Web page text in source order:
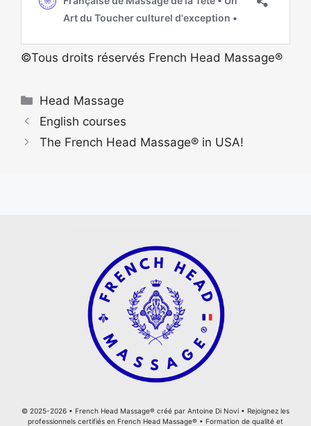
©Tous droits réservés French Head Massage®
Catégories
Head Massage
English courses
The French Head Massage® in USA!
© 2025-2026 • French Head Massage® créé par Antoine Di Novi • Rejoignez les
professionnels certifiés en French Head Massage® • Formation de qualité et